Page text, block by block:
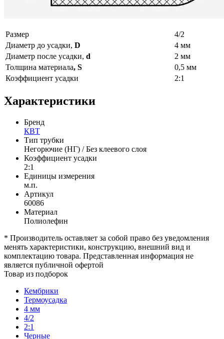
Размер
4/2
Диаметр до усадки, D
4 мм
Диаметр после усадки, d
2 мм
Толщина материала, S
0,5 мм
Коэффициент усадки
2:1
Характеристики
Бренд
КВТ
Тип трубки
Негорючие (НГ) / Без клеевого слоя
Коэффициент усадки
2:1
Единицы измерения
м.п.
Артикул
60086
Материал
Полиолефин
* Производитель оставляет за собой право без уведомления
менять характеристики, конструкцию, внешний вид и
комплектацию товара. Представленная информация не
является публичной офертой
Товар из подборок
Кембрики
Термоусадка
4 мм
4/2
2:1
Черные